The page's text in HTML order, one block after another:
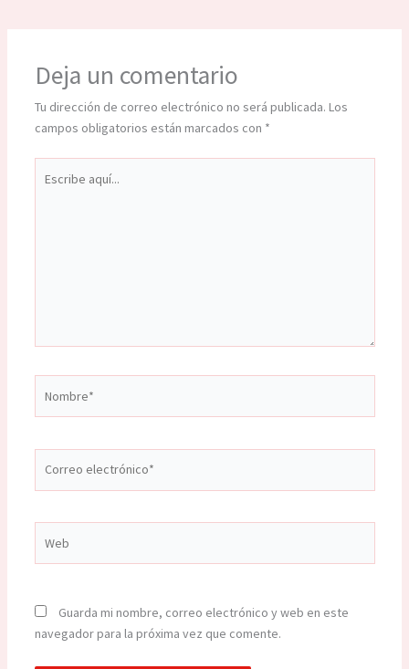
Deja un comentario
Tu dirección de correo electrónico no será publicada. Los
campos obligatorios están marcados con *
aquí...
electrónico*
Guarda mi nombre, correo electrónico y web en este
navegador para la próxima vez que comente.